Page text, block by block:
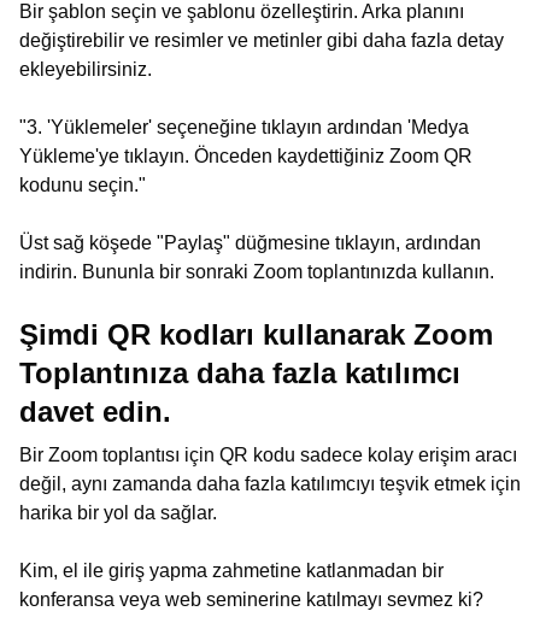
Bir şablon seçin ve şablonu özelleştirin. Arka planını
değiştirebilir ve resimler ve metinler gibi daha fazla detay
ekleyebilirsiniz.
"3. 'Yüklemeler' seçeneğine tıklayın ardından 'Medya
Yükleme'ye tıklayın. Önceden kaydettiğiniz Zoom QR
kodunu seçin."
Üst sağ köşede "Paylaş" düğmesine tıklayın, ardından
indirin. Bununla bir sonraki Zoom toplantınızda kullanın.
Şimdi QR kodları kullanarak Zoom
Toplantınıza daha fazla katılımcı
davet edin.
Bir Zoom toplantısı için QR kodu sadece kolay erişim aracı
değil, aynı zamanda daha fazla katılımcıyı teşvik etmek için
harika bir yol da sağlar.
Kim, el ile giriş yapma zahmetine katlanmadan bir
konferansa veya web seminerine katılmayı sevmez ki?